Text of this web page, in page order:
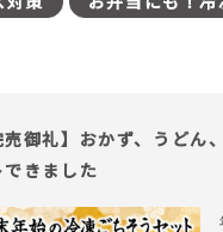
売御礼】おかず、うど
できました